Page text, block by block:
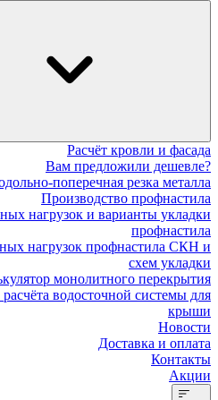
Расчёт кровли и фасада
Вам предложили дешевле?
поперечная резка металла
Производство профнастила
нагрузок и варианты укладки
профнастила
нагрузок профнастила СКН и
схем укладки
монолитного перекрытия
водосточной системы для
крыши
Новости
Доставка и оплата
Контакты
Акции